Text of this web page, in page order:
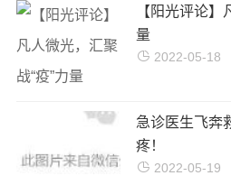
【阳光评论】
量
2022-05-18
急诊医生飞
疼！
2022-05-19